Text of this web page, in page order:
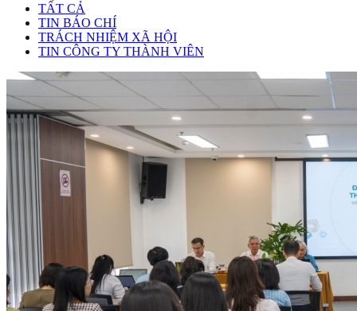
TẤT CẢ
TIN BÁO CHÍ
TRÁCH NHIỆM XÃ HỘI
TIN CÔNG TY THÀNH VIÊN